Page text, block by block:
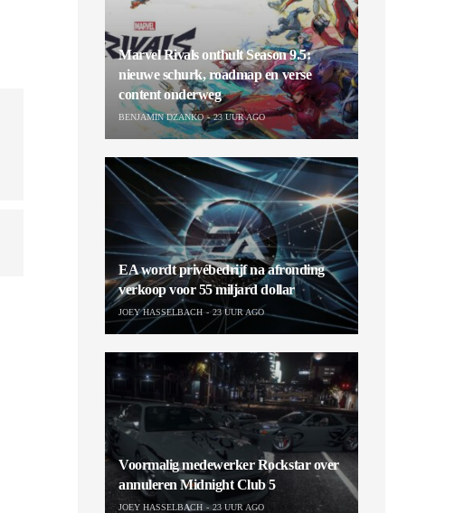
Marvel Rivals onthult Season 9.5:
nieuwe schurk, roadmap en verse
content onderweg
BENJAMIN DZANKO 23 UUR AGO
EA wordt privébedrijf na afronding
verkoop voor 55 miljard dollar
JOEY HASSELBACH 23 UUR AGO
Voormalig medewerker Rockstar over
annuleren Midnight Club 5
JOEY HASSELBACH 23 UUR AGO